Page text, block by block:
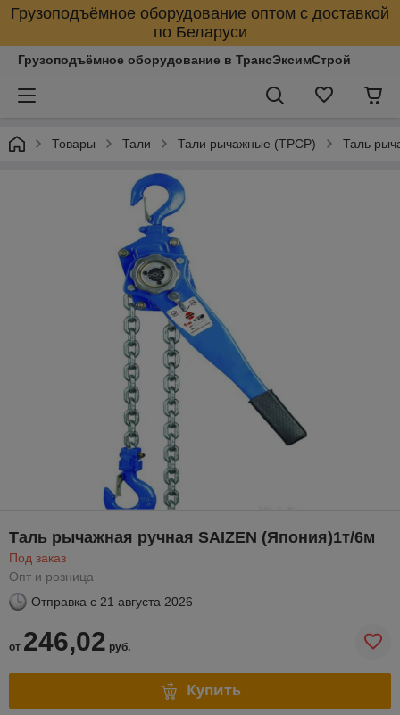
Грузоподъёмное оборудование оптом с доставкой
по Беларуси
Грузоподъёмное оборудование в ТрансЭксимСтрой
Товары Тали Тали рычажные (ТРСР) Таль
Таль рычажная ручная SAIZEN (Япония)1т/6м
Под заказ
Опт и розница
Отправка с 21 августа 2026
от 246,02 руб.
Купить